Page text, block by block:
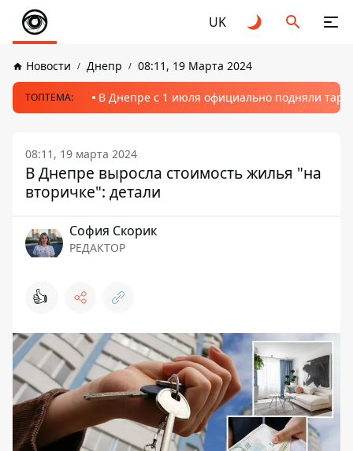
UK
Новости Днепр 08:11, 19 Марта 2024
ТОПТЕМА: В Днепре с 1 июля официально подняли
08:11, 19 марта 2024
В Днепре выросла стоимость жилья "на
вторичке": детали
София Скорик
РЕДАКТОР
👍